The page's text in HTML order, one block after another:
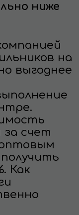
ниже
на
выгоднее
счет
Как